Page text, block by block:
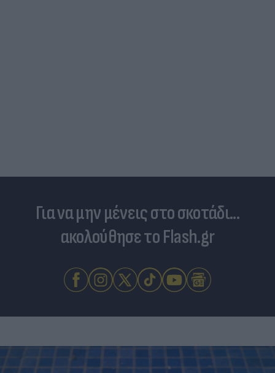
Για να μην μένεις στο σκοτάδι...
ακολούθησε το Flash.gr